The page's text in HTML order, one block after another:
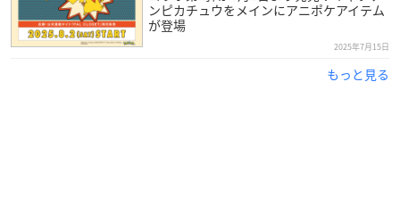
ンピカチュウをメインにアニポケアイテム
が登場
2025年7月15日
もっと見る